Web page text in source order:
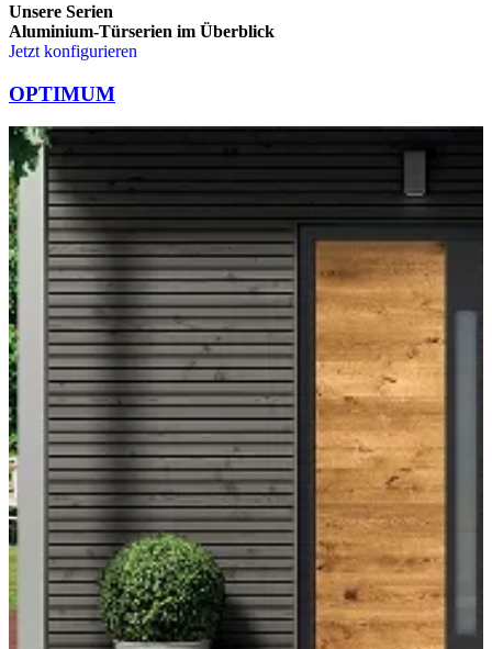
Unsere Serien
Aluminium-Türserien im Überblick
Jetzt konfigurieren
OPTIMUM